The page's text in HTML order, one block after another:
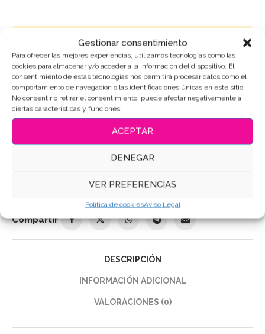
Gestionar consentimiento
Para ofrecer las mejores experiencias, utilizamos tecnologías como las
cookies para almacenar y/o acceder a la información del dispositivo. El
consentimiento de estas tecnologías nos permitirá procesar datos como el
comportamiento de navegación o las identificaciones únicas en este sitio.
No consentir o retirar el consentimiento, puede afectar negativamente a
ciertas características y funciones.
ACEPTAR
DENEGAR
VER PREFERENCIAS
Política de cookiesAviso Legal
Puedes consultar los ingredientesaquí.
AÑADIR AL CARRITO
Galletas de mantequilla,Galletas Decoradas
Compartir
DESCRIPCIÓN
INFORMACIÓN ADICIONAL
VALORACIONES (0)